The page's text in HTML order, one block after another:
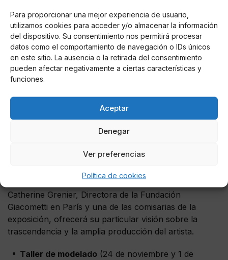
Para proporcionar una mejor experiencia de usuario,
utilizamos cookies para acceder y/o almacenar la información
del dispositivo. Su consentimiento nos permitirá procesar
datos como el comportamiento de navegación o IDs únicos
en este sitio. La ausencia o la retirada del consentimiento
pueden afectar negativamente a ciertas características y
funciones.
Aceptar
Denegar
Ver preferencias
Política de cookies
individuo. Para él, la mirada, el modo en el que la
mirada puede penetrar en el espacio del espectador,
es muy importante.
Tras experimentar con técnicas de dibujo surrealistas
o abstractas, el artista regresa a una técnica más
practica hasta su muerte. Los esbozos compulsivos
que el artista realiza a diario son un ejercicio de
búsqueda de la verdad en la representación.
Didaktika
Conferencia: Alberto Giacometti
Catherine Grenier, Directora de la Fundación
Giacometti en París y una de las comisarias de la
exposición, ofrecerá su particular visión sobre la
trascendencia y la amplia producción del artista.
Taller de modelado (24 de noviembre y 1 de